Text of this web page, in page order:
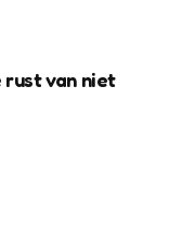
rust van niet